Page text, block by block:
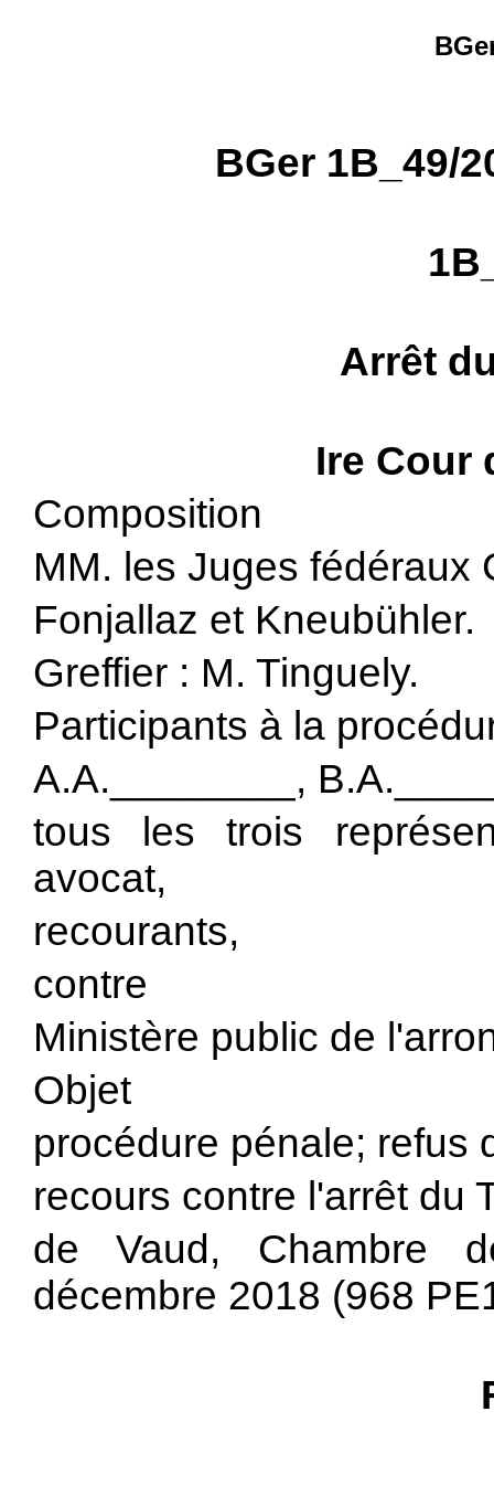
BGer 1B_49/
Arrêt
Ire Cour
Composition
MM. les Juges fédéraux
Fonjallaz et Kneubühler.
Greffier : M. Tinguely.
Participants à la
A.A.________,
tous les trois
avocat,
recourants,
contre
Ministère public de
Objet
procédure pénale; refus
recours contre l'arrêt du
de Vaud, Chambre
décembre 2018 (968